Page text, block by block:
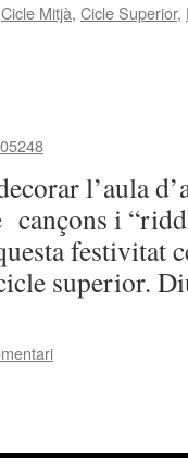
Cicle Mitjà, Cicle Superior,
l’aula
i
festivitat
superior.